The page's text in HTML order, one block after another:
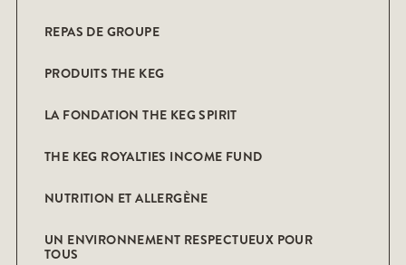
REPAS DE GROUPE
PRODUITS THE KEG
LA FONDATION THE KEG SPIRIT
THE KEG ROYALTIES INCOME FUND
NUTRITION ET ALLERGÈNE
UN ENVIRONNEMENT RESPECTUEUX POUR
TOUS